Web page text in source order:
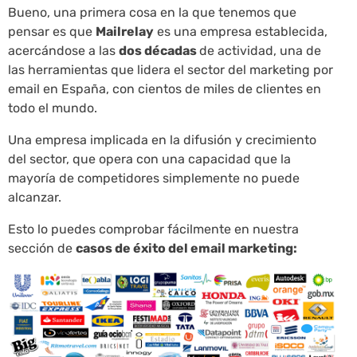
Bueno, una primera cosa en la que tenemos que
pensar es que Mailrelay es una empresa establecida,
acercándose a las dos décadasde actividad, una de
las herramientas que lidera el sector del marketing por
email en España, con cientos de miles de clientes en
todo el mundo.
Una empresa implicada en la difusión y crecimiento
del sector, que opera con una capacidad que la
mayoría de competidores simplemente no puede
alcanzar.
Esto lo puedes comprobar fácilmente en nuestra
sección de casos de éxito del email marketing: